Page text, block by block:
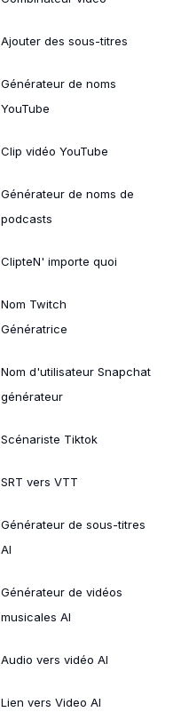
Ajouter des sous-titres
Générateur de noms
YouTube
Clip vidéo YouTube
Générateur de noms de
podcasts
ClipteN' importe quoi
Nom Twitch
Génératrice
Nom d'utilisateur Snapchat
générateur
Scénariste Tiktok
SRT vers VTT
Générateur de sous-titres
AI
Générateur de vidéos
musicales AI
Audio vers vidéo AI
Lien vers Video AI